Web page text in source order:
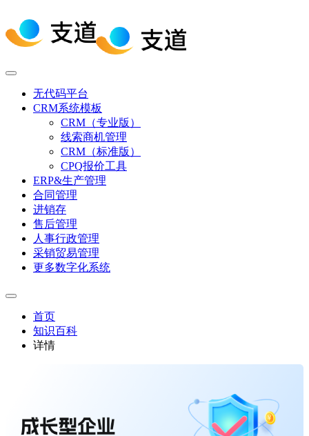
无代码平台
CRM系统模板
CRM（专业版）
线索商机管理
CRM（标准版）
CPQ报价工具
ERP&生产管理
合同管理
进销存
售后管理
人事行政管理
采销贸易管理
更多数字化系统
首页
知识百科
详情